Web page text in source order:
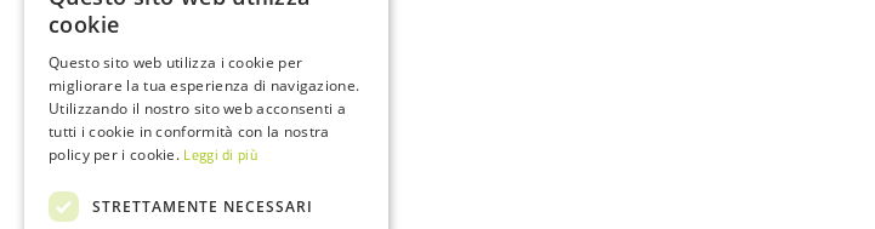
cookie
Questo sito web utilizza i cookie per
migliorare la tua esperienza di navigazione.
Utilizzando il nostro sito web acconsenti a
tutti i cookie in conformità con la nostra
policy per i cookie. Leggi di più
STRETTAMENTE NECESSARI